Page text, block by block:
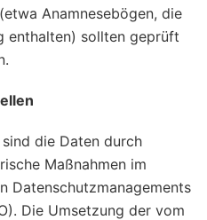
Anamnesebögen, die
enthalten) sollten geprüft
die Daten durch
Maßnahmen im
Datenschutzmanagements
Die Umsetzung der vom